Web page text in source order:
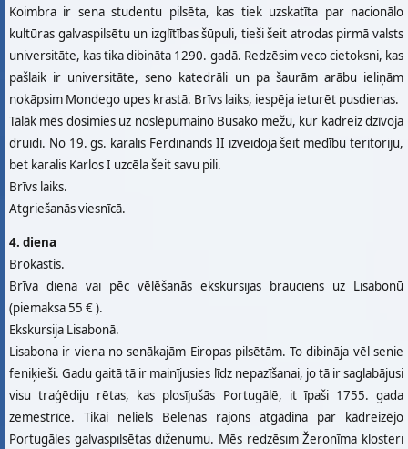
Koimbra ir sena studentu pilsēta, kas tiek uzskatīta par nacionālo
kultūras galvaspilsētu un izglītības šūpuli, tieši šeit atrodas pirmā valsts
universitāte, kas tika dibināta 1290. gadā. Redzēsim veco cietoksni, kas
pašlaik ir universitāte, seno katedrāli un pa šaurām arābu ieliņām
nokāpsim Mondego upes krastā. Brīvs laiks, iespēja ieturēt pusdienas.
Tālāk mēs dosimies uz noslēpumaino Busako mežu, kur kadreiz dzīvoja
druidi. No 19. gs. karalis Ferdinands II izveidoja šeit medību teritoriju,
bet karalis Karlos I uzcēla šeit savu pili.
Brīvs laiks.
Atgriešanās viesnīcā.
4. diena
Brokastis.
Brīva diena vai pēc vēlēšanās ekskursijas brauciens uz Lisabonū
(piemaksa 55 € ).
Ekskursija Lisabonā.
Lisabona ir viena no senākajām Eiropas pilsētām. To dibināja vēl senie
feniķieši. Gadu gaitā tā ir mainījusies līdz nepazīšanai, jo tā ir saglabājusi
visu traģēdiju rētas, kas plosījušās Portugālē, it īpaši 1755. gada
zemestrīce. Tikai neliels Belenas rajons atgādina par kādreizējo
Portugāles galvaspilsētas diženumu. Mēs redzēsim Žeronīma klosteri